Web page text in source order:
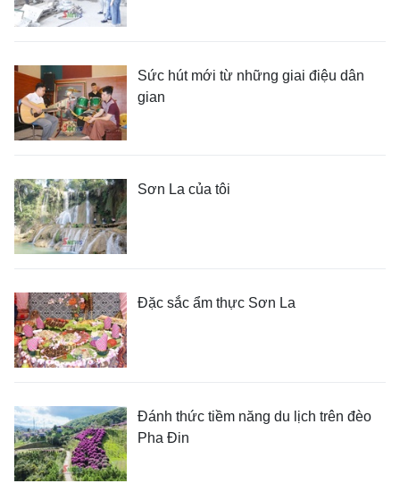
Sức hút mới từ những giai điệu dân
gian
Sơn La của tôi
Đặc sắc ẩm thực Sơn La
Đánh thức tiềm năng du lịch trên đèo
Pha Đin